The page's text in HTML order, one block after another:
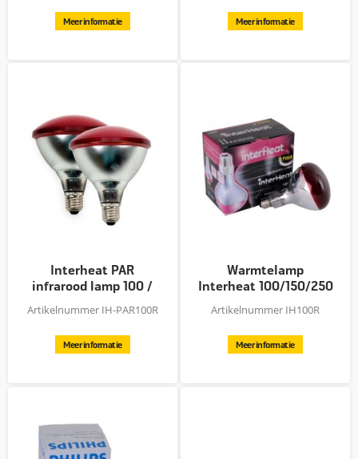
Meer informatie Meer informatie
Interheat PAR
infrarood lamp 100 /
175 Watt
Artikelnummer IH-PAR100R
Meer informatie
Warmtelamp
Interheat 100/150/250
Artikelnummer IH100R
Meer informatie